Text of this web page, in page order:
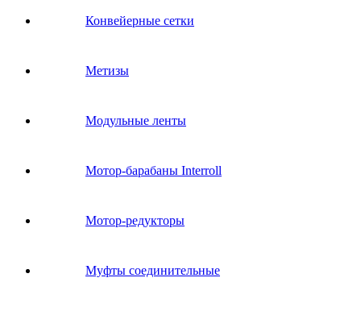
Конвейерные сетки
Метизы
Модульные ленты
Мотор-барабаны Interroll
Мотор-редукторы
Муфты соединительные